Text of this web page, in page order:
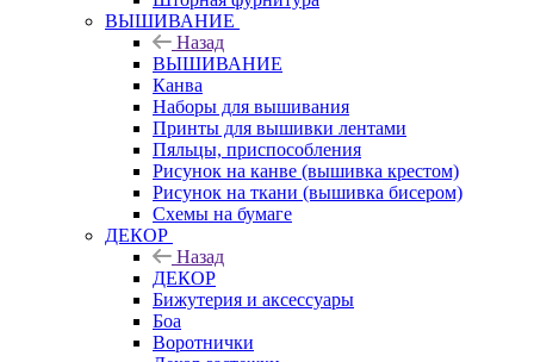
ВЫШИВАНИЕ
Назад
ВЫШИВАНИЕ
Канва
Наборы для вышивания
Принты для вышивки лентами
Пяльцы, приспособления
Рисунок на канве (вышивка крестом)
Рисунок на ткани (вышивка бисером)
Схемы на бумаге
ДЕКОР
Назад
ДЕКОР
Бижутерия и аксессуары
Боа
Воротнички